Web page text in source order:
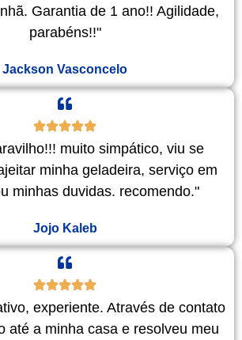
Garantia de 1 ano!! Agilidade,
parabéns!!"
Jackson Vasconcelo
muito simpático, viu se
minha geladeira, serviço em
minhas duvidas. recomendo."
Jojo Kaleb
experiente. Através de contato
até a minha casa e resolveu meu